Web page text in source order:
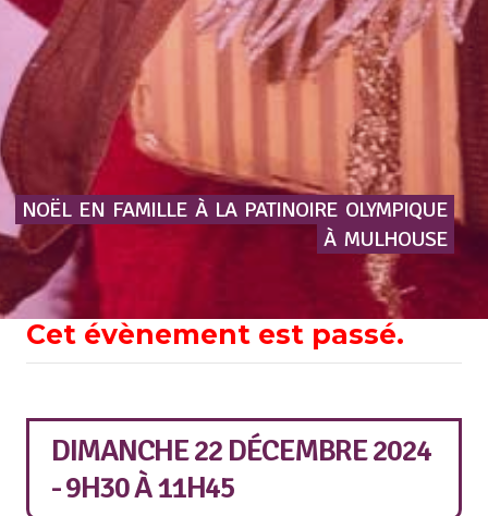
NOËL EN FAMILLE À LA PATINOIRE OLYMPIQUE
À MULHOUSE
Cet évènement est passé.
DIMANCHE 22 DÉCEMBRE 2024
- 9H30À11H45